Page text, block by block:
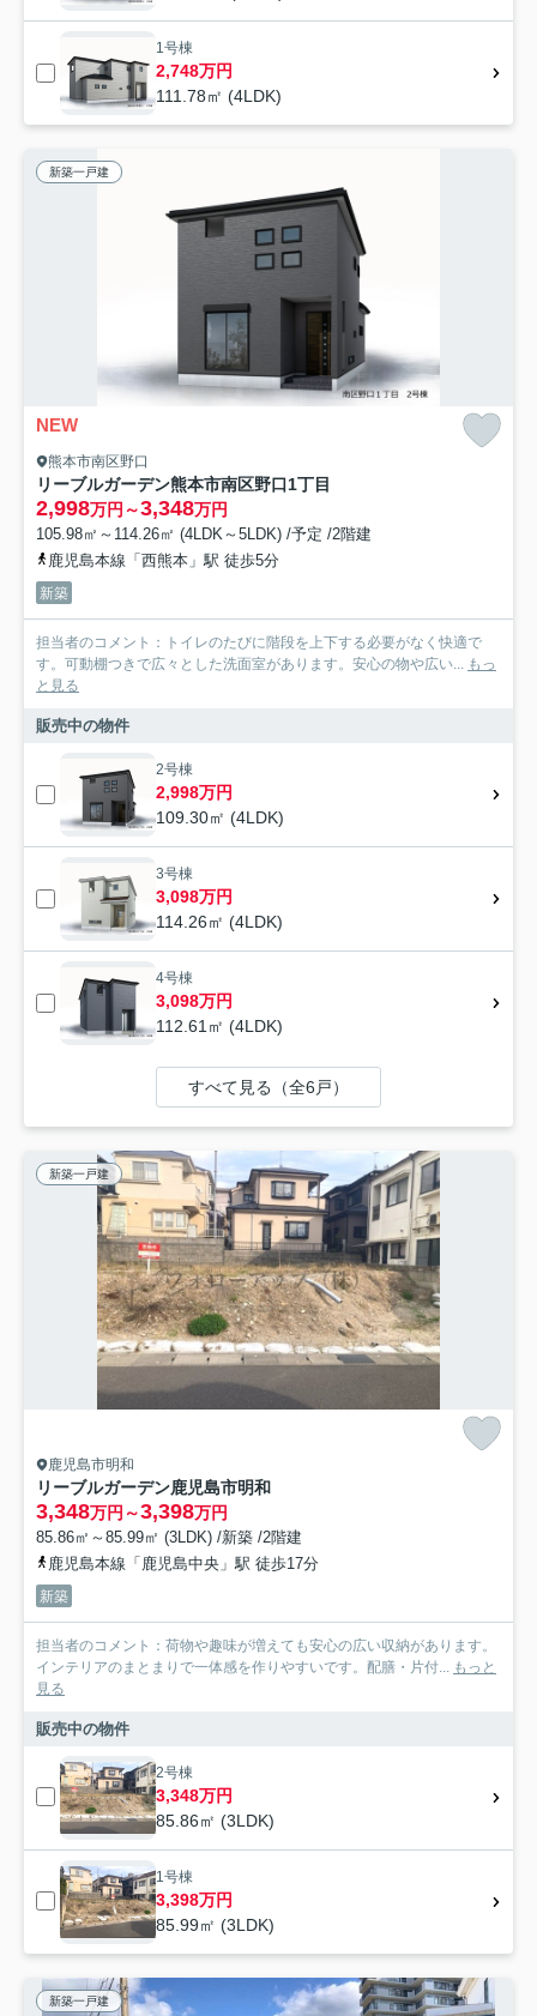
1号棟
2,748万円
111.78㎡ (4LDK)
新築一戸建
NEW
熊本市南区野口
リーブルガーデン熊本市南区野口1丁目
2,998万円～3,348万円
105.98㎡～114.26㎡ (4LDK～5LDK) /予定 /2階建
鹿児島本線「西熊本」駅 徒歩5分
新築
担当者のコメント：トイレのたびに階段を上下する必要がなく快適で
す。可動棚つきで広々とした洗面室があります。安心の物や広い... もっ
と見る
販売中の物件
2号棟
2,998万円
109.30㎡ (4LDK)
3号棟
3,098万円
114.26㎡ (4LDK)
4号棟
3,098万円
112.61㎡ (4LDK)
すべて見る（全6戸）
新築一戸建
鹿児島市明和
リーブルガーデン鹿児島市明和
3,348万円～3,398万円
85.86㎡～85.99㎡ (3LDK) /新築 /2階建
鹿児島本線「鹿児島中央」駅 徒歩17分
新築
担当者のコメント：荷物や趣味が増えても安心の広い収納があります。
インテリアのまとまりで一体感を作りやすいです。配膳・片付...
もっと
見る
販売中の物件
2号棟
3,348万円
85.86㎡ (3LDK)
1号棟
3,398万円
85.99㎡ (3LDK)
新築一戸建